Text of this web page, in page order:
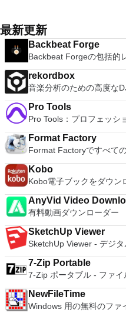
ューターへのログインに
ードを入力するだけです。 WIN 7,8,8.1,10をサポート
す。 VNC ViewerのMacバージョンをお探しですか？ここから
ダウンロード
USB 3.0, Bluetooth, HD
High Resolution Displays
VMware Workstation Pro
Windows 10. By utilizing
all of Windows 10's new
environment, without the
VMware Workstation Pro
you can also install Linux
Fedora, and lots of other
Workstation Pro offers
and cutting edge features
crowd. The full version is
you pay for.
remote Telnet or SSH
that is easy to work with.
time to wrap your head around and is also
system resources. So, if
which is easy to master and supports
host connections then
主な機能は次のとおりです。 1台のPCで複数のオペレ
ングシステムを同時に実
題なしに、事前構成され
ホストコンピューターと
32ビットと64ビットの両
way Virtual SMPを活用し
とイメージを使用します
ン間でデータを共有しま
レーティングシステムのサポート。 USB 2.0
ト。 起動時にアプライア
ームページインターフェ
セスできます。 VMware Playerは、Microsoft Virtual Server仮
います。
最新更新
Backbeat Forge
Backbeat Forgeの包括的
rekordbox
音楽分析のための高度な
Pro Tools
Pro Tools：プロフェッシ
Format Factory
Format Factoryですべて
Kobo
Kobo電子ブックをダウン
AnyVid Video
有料動画ダウンローダー
SketchUp Viewer
SketchUp Viewer - デジ
7-Zip Portable
7-Zip ポータブル - ファイ
NewFileTime
Windows 用の無料のファ